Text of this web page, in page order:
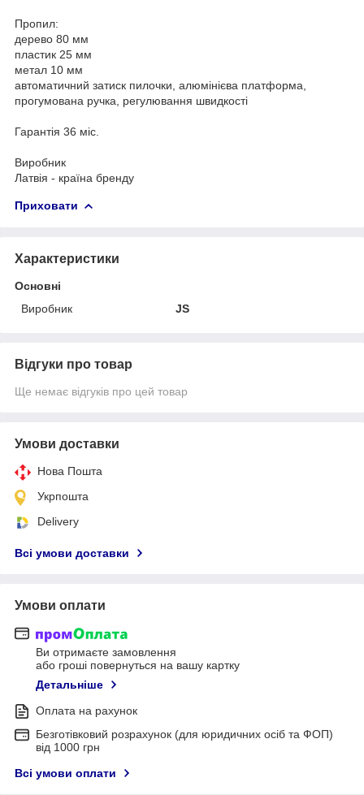
Пропил:
дерево 80 мм
пластик 25 мм
метал 10 мм
автоматичний затиск пилочки, алюмінієва платформа,
прогумована ручка, регулювання швидкості
Гарантія 36 міс.
Виробник
Латвія - країна бренду
Приховати
Характеристики
Основні
Виробник
JS
Відгуки про товар
Ще немає відгуків про цей товар
Умови доставки
Нова Пошта
Укрпошта
Delivery
Всі умови доставки
Умови оплати
Ви отримаєте замовлення
або гроші повернуться на вашу картку
Детальніше
Оплата на рахунок
Безготівковий розрахунок (для юридичних осіб та ФОП)
від 1000 грн
Всі умови оплати